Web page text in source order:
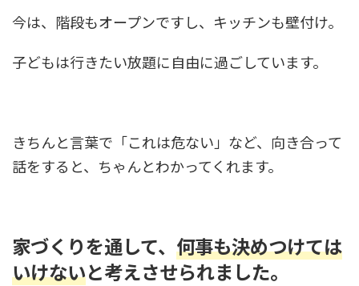
今は、階段もオープンですし、キッチンも壁付け。
子どもは行きたい放題に自由に過ごしています。
きちんと言葉で「これは危ない」など、向き合って
話をすると、ちゃんとわかってくれます。
家づくりを通して、 何事も決めつけては
いけないと考えさせられました。